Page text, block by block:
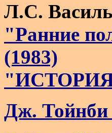
Л.С.
"Ранние
(1983)
Дж. Тойнби